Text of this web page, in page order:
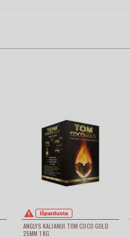
Išparduota
ANGLYS KALJANUI TOM COCO GOLD
25MM 1 KG